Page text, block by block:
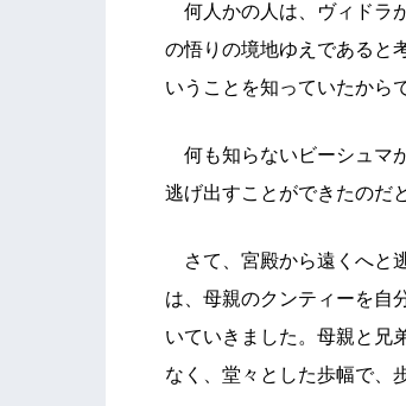
何人かの人は、ヴィドラ
の悟りの境地ゆえであると
いうことを知っていたから
何も知らないビーシュマ
逃げ出すことができたのだ
さて、宮殿から遠くへと
は、母親のクンティーを自
いていきました。母親と兄
なく、堂々とした歩幅で、